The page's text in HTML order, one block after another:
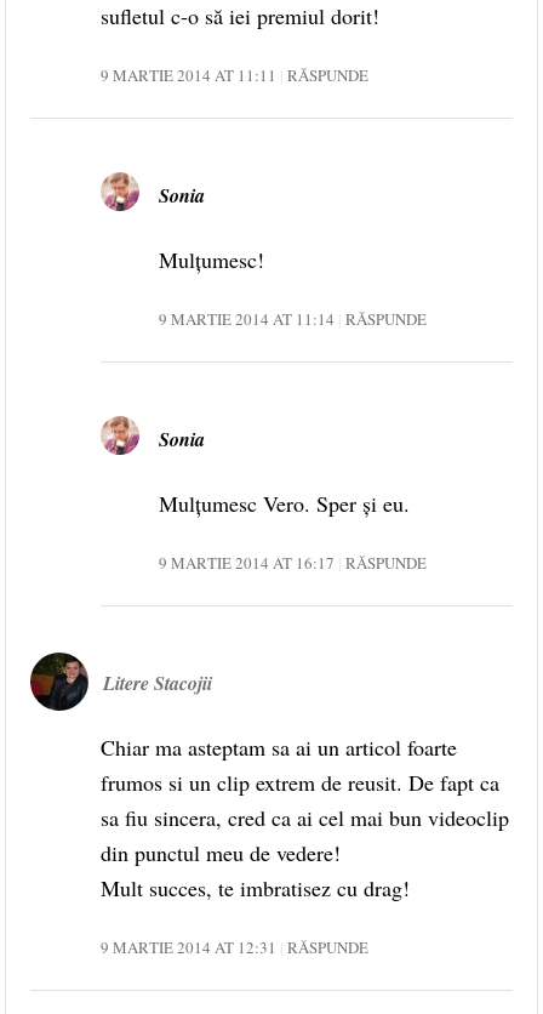
sufletul c-o să iei premiul dorit!
9 MARTIE 2014 AT 11:11 RĂSPUNDE
Sonia
Mulțumesc!
9 MARTIE 2014 AT 11:14 RĂSPUNDE
Sonia
Mulțumesc Vero. Sper și eu.
9 MARTIE 2014 AT 16:17 RĂSPUNDE
Litere Stacojii
Chiar ma asteptam sa ai un articol foarte
frumos si un clip extrem de reusit. De fapt ca
sa fiu sincera, cred ca ai cel mai bun videoclip
din punctul meu de vedere!
Mult succes, te imbratisez cu drag!
9 MARTIE 2014 AT 12:31 RĂSPUNDE